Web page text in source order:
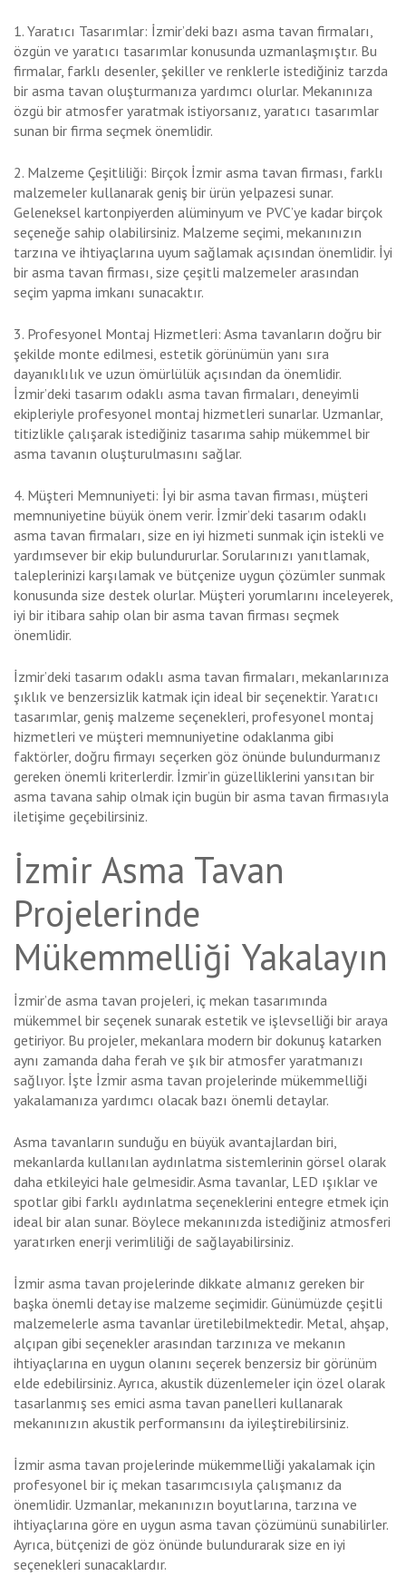
1. Yaratıcı Tasarımlar: İzmir’deki bazı asma tavan firmaları,
özgün ve yaratıcı tasarımlar konusunda uzmanlaşmıştır. Bu
firmalar, farklı desenler, şekiller ve renklerle istediğiniz tarzda
bir asma tavan oluşturmanıza yardımcı olurlar. Mekanınıza
özgü bir atmosfer yaratmak istiyorsanız, yaratıcı tasarımlar
sunan bir firma seçmek önemlidir.
2. Malzeme Çeşitliliği: Birçok İzmir asma tavan firması, farklı
malzemeler kullanarak geniş bir ürün yelpazesi sunar.
Geleneksel kartonpiyerden alüminyum ve PVC’ye kadar birçok
seçeneğe sahip olabilirsiniz. Malzeme seçimi, mekanınızın
tarzına ve ihtiyaçlarına uyum sağlamak açısından önemlidir. İyi
bir asma tavan firması, size çeşitli malzemeler arasından
seçim yapma imkanı sunacaktır.
3. Profesyonel Montaj Hizmetleri: Asma tavanların doğru bir
şekilde monte edilmesi, estetik görünümün yanı sıra
dayanıklılık ve uzun ömürlülük açısından da önemlidir.
İzmir’deki tasarım odaklı asma tavan firmaları, deneyimli
ekipleriyle profesyonel montaj hizmetleri sunarlar. Uzmanlar,
titizlikle çalışarak istediğiniz tasarıma sahip mükemmel bir
asma tavanın oluşturulmasını sağlar.
4. Müşteri Memnuniyeti: İyi bir asma tavan firması, müşteri
memnuniyetine büyük önem verir. İzmir’deki tasarım odaklı
asma tavan firmaları, size en iyi hizmeti sunmak için istekli ve
yardımsever bir ekip bulundururlar. Sorularınızı yanıtlamak,
taleplerinizi karşılamak ve bütçenize uygun çözümler sunmak
konusunda size destek olurlar. Müşteri yorumlarını inceleyerek,
iyi bir itibara sahip olan bir asma tavan firması seçmek
önemlidir.
İzmir’deki tasarım odaklı asma tavan firmaları, mekanlarınıza
şıklık ve benzersizlik katmak için ideal bir seçenektir. Yaratıcı
tasarımlar, geniş malzeme seçenekleri, profesyonel montaj
hizmetleri ve müşteri memnuniyetine odaklanma gibi
faktörler, doğru firmayı seçerken göz önünde bulundurmanız
gereken önemli kriterlerdir. İzmir’in güzelliklerini yansıtan bir
asma tavana sahip olmak için bugün bir asma tavan firmasıyla
iletişime geçebilirsiniz.
İzmir Asma Tavan
Projelerinde
Mükemmelliği Yakalayın
İzmir’de asma tavan projeleri, iç mekan tasarımında
mükemmel bir seçenek sunarak estetik ve işlevselliği bir araya
getiriyor. Bu projeler, mekanlara modern bir dokunuş katarken
aynı zamanda daha ferah ve şık bir atmosfer yaratmanızı
sağlıyor. İşte İzmir asma tavan projelerinde mükemmelliği
yakalamanıza yardımcı olacak bazı önemli detaylar.
Asma tavanların sunduğu en büyük avantajlardan biri,
mekanlarda kullanılan aydınlatma sistemlerinin görsel olarak
daha etkileyici hale gelmesidir. Asma tavanlar, LED ışıklar ve
spotlar gibi farklı aydınlatma seçeneklerini entegre etmek için
ideal bir alan sunar. Böylece mekanınızda istediğiniz atmosferi
yaratırken enerji verimliliği de sağlayabilirsiniz.
İzmir asma tavan projelerinde dikkate almanız gereken bir
başka önemli detay ise malzeme seçimidir. Günümüzde çeşitli
malzemelerle asma tavanlar üretilebilmektedir. Metal, ahşap,
alçıpan gibi seçenekler arasından tarzınıza ve mekanın
ihtiyaçlarına en uygun olanını seçerek benzersiz bir görünüm
elde edebilirsiniz. Ayrıca, akustik düzenlemeler için özel olarak
tasarlanmış ses emici asma tavan panelleri kullanarak
mekanınızın akustik performansını da iyileştirebilirsiniz.
İzmir asma tavan projelerinde mükemmelliği yakalamak için
profesyonel bir iç mekan tasarımcısıyla çalışmanız da
önemlidir. Uzmanlar, mekanınızın boyutlarına, tarzına ve
ihtiyaçlarına göre en uygun asma tavan çözümünü sunabilirler.
Ayrıca, bütçenizi de göz önünde bulundurarak size en iyi
seçenekleri sunacaklardır.